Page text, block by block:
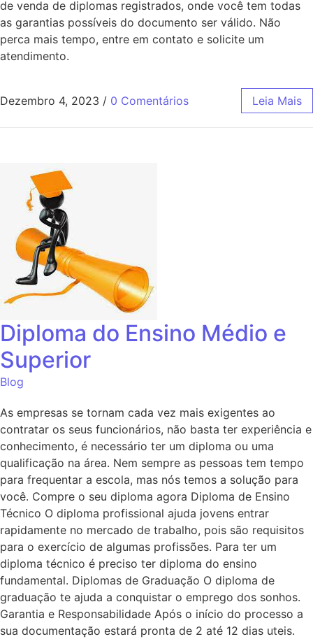
de venda de diplomas registrados, onde você tem todas
as garantias possíveis do documento ser válido. Não
perca mais tempo, entre em contato e solicite um
atendimento.
Dezembro 4, 2023 / 0 Comentários Leia Mais
Diploma do Ensino Médio e
Superior
Blog
As empresas se tornam cada vez mais exigentes ao
contratar os seus funcionários, não basta ter experiência e
conhecimento, é necessário ter um diploma ou uma
qualificação na área. Nem sempre as pessoas tem tempo
para frequentar a escola, mas nós temos a solução para
você. Compre o seu diploma agora Diploma de Ensino
Técnico O diploma profissional ajuda jovens entrar
rapidamente no mercado de trabalho, pois são requisitos
para o exercício de algumas profissões. Para ter um
diploma técnico é preciso ter diploma do ensino
fundamental. Diplomas de Graduação O diploma de
graduação te ajuda a conquistar o emprego dos sonhos.
Garantia e Responsabilidade Após o início do processo a
sua documentação estará pronta de 2 até 12 dias uteis.